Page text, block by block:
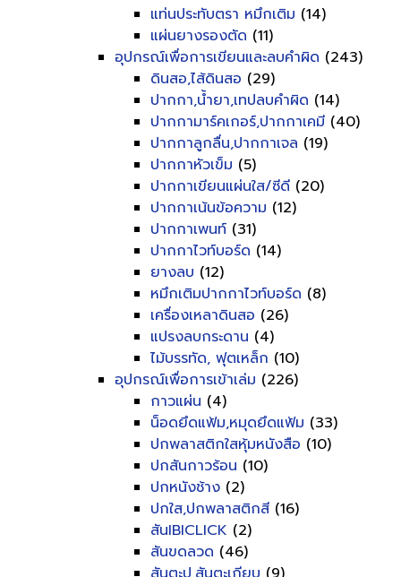
แท่นประทับตรา หมึกเติม (14)
แผ่นยางรองตัด (11)
อุปกรณ์เพื่อการเขียนและลบคำผิด (243)
ดินสอ,ไส้ดินสอ (29)
ปากกา,น้ำยา,เทปลบคำผิด (14)
ปากกามาร์คเกอร์,ปากกาเคมี (40)
ปากกาลูกลื่น,ปากกาเจล (19)
ปากกาหัวเข็ม (5)
ปากกาเขียนแผ่นใส/ซีดี (20)
ปากกาเน้นข้อความ (12)
ปากกาเพนท์ (31)
ปากกาไวท์บอร์ด (14)
ยางลบ (12)
หมึกเติมปากกาไวท์บอร์ด (8)
เครื่องเหลาดินสอ (26)
แปรงลบกระดาน (4)
ไม้บรรทัด, ฟุตเหล็ก (10)
อุปกรณ์เพื่อการเข้าเล่ม (226)
กาวแผ่น (4)
น็อดยึดแฟ้ม,หมุดยึดแฟ้ม (33)
ปกพลาสติกใสหุ้มหนังสือ (10)
ปกสันกาวร้อน (10)
ปกหนังช้าง (2)
ปกใส,ปกพลาสติกสี (16)
สันIBICLICK (2)
สันขดลวด (46)